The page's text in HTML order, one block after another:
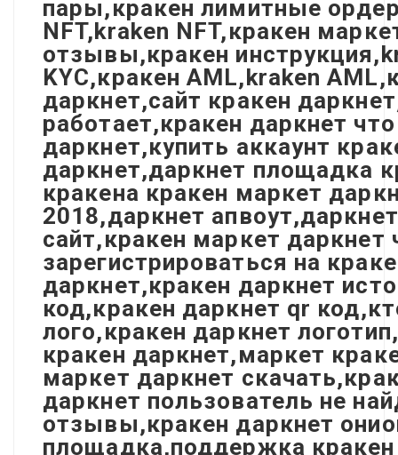
пары,кракен лимитные
NFT,kraken NFT,кракен
отзывы,кракен
KYC,кракен AML,kraken
даркнет,сайт кракен
работает,кракен даркнет
даркнет,купить аккаунт
даркнет,даркнет площадка
кракена кракен маркет
2018,даркнет
сайт,кракен маркет даркнет
зарегистрироваться на
даркнет,кракен даркнет
код,кракен даркнет qr
лого,кракен даркнет
кракен даркнет,маркет
маркет даркнет
даркнет пользователь не
отзывы,кракен даркнет
площадка,поддержка кракен